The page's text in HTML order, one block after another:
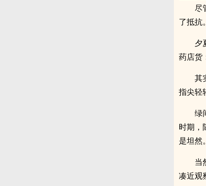
尽
了抵抗。
夕
药店货
其
指尖轻
绿
时期，
是坦然
当
凑近观